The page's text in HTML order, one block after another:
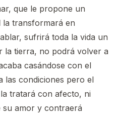
que le propone un
transformará en
sufrirá toda la vida un
la tierra, no podrá volver a
casándose con el
las condiciones pero el
tratará con afecto, ni
su amor y contraerá